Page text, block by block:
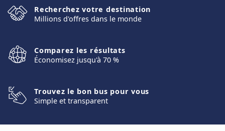
Recherchez votre destination
Millions d'offres dans le monde
Comparez les résultats
Économisez jusqu'à 70 %
Trouvez le bon bus pour vous
Simple et transparent